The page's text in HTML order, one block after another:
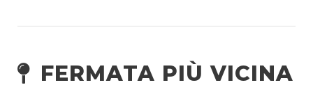
FERMATA PIÙ VICINA